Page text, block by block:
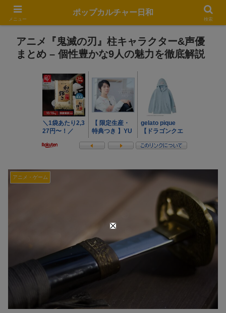
アニメ『鬼滅の刃』柱キャラクター&声優
まとめ – 個性豊かな9人の魅力を徹底解説
アニメ・ゲーム
メニュー
ポップカルチャー日和
検索